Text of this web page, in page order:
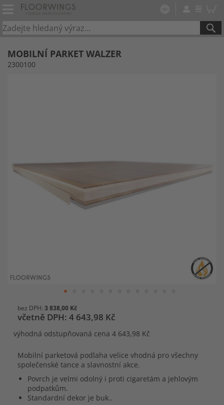
MOBILNÍ PARKET WALZER
2300100
začátek
galerie
obrázky
4 643,98 Kč
3 838,00 Kč
výhodná odstupňovaná cena 4 643,98 Kč
Mobilní parketová podlaha velice vhodná pro všechny
společenské tance a slavnostní akce.
Povrch je velmi odolný i proti cigaretám a jehlovým
podpatkům.
Standardní dekor je buk..